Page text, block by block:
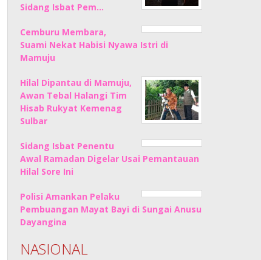
Sidang Isbat Pem…
Cemburu Membara,
Suami Nekat Habisi Nyawa Istri di
Mamuju
Hilal Dipantau di Mamuju,
Awan Tebal Halangi Tim
Hisab Rukyat Kemenag
Sulbar
Sidang Isbat Penentu
Awal Ramadan Digelar Usai Pemantauan
Hilal Sore Ini
Polisi Amankan Pelaku
Pembuangan Mayat Bayi di Sungai Anusu
Dayangina
NASIONAL